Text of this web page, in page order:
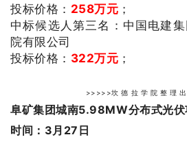
投标价格： 258万元 ；
中标候选人第三名：中国电建
院有限公司
投标价格： 322万元 ；
>>>>>坎 德 拉 学 院 整 理
阜矿集团城南5.98MW分布式光伏
时间：3月27日